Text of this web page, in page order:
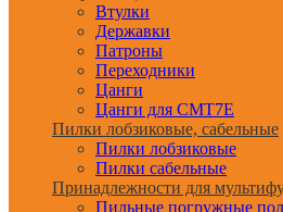
Втулки
Державки
Патроны
Переходники
Цанги
Цанги для CMT7E
Пилки лобзиковые, сабельные
Пилки лобзиковые
Пилки сабельные
Принадлежности для
Пильные погружные